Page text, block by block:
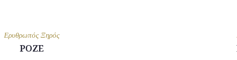
Ερυθρωπός Ξηρός
ΡΟΖΕ